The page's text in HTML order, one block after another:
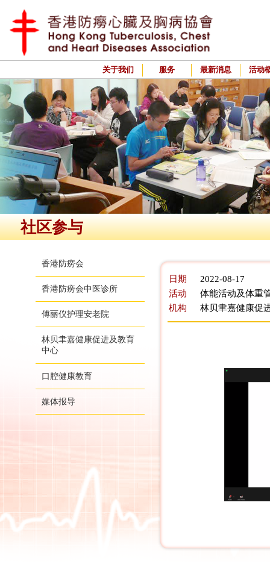
关于我们 服务 最新消息 活动
社区参与
香港防痨会
香港防痨会中医诊所
傅丽仪护理安老院
林贝聿嘉健康促进及教育
中心
口腔健康教育
媒体报导
日期
2022-08-17
活动
体能活动及体重
机构
林贝聿嘉健康促